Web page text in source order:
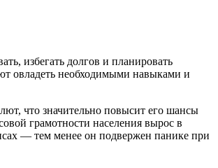
избегать долгов и планировать
овладеть необходимыми навыками и
что значительно повысит его шансы
грамотности населения вырос в
— тем менее он подвержен панике при